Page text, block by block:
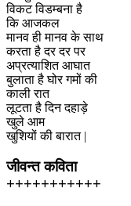
विकट विडम्बना है
कि आजकल
मानव ही मानव के साथ
करता है दर दर पर
अप्रत्याशित आघात
बुलाता है घोर गमों की
काली रात
लूटता है दिन दहाड़े
खुले आम
खुशियों की बारात |
जीवन्त कविता
+++++++++++